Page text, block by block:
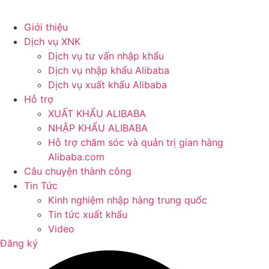
Giới thiệu
Dịch vụ XNK
Dịch vụ tư vấn nhập khẩu
Dịch vụ nhập khẩu Alibaba
Dịch vụ xuất khẩu Alibaba
Hỗ trợ
XUẤT KHẨU ALIBABA
NHẬP KHẨU ALIBABA
Hỗ trợ chăm sóc và quản trị gian hàng
Alibaba.com
Câu chuyện thành công
Tin Tức
Kinh nghiệm nhập hàng trung quốc
Tin tức xuất khẩu
Video
Đăng ký